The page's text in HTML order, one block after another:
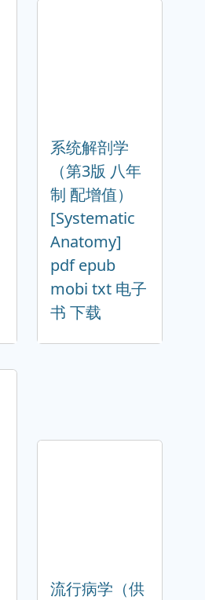
系统解剖学
（第3版 八年
制 配增值）
[Systematic
Anatomy]
pdf epub
mobi txt 电子
书 下载
流行病学（供